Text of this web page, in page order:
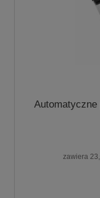
Automatyczne
zawiera